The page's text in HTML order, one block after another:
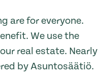
are for everyone.
We use the
real estate. Nearly
by Asuntosäätiö.